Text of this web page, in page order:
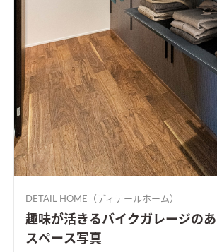
DETAIL HOME（ディテールホーム）
趣味が活きるバイクガレージの
スペース写真